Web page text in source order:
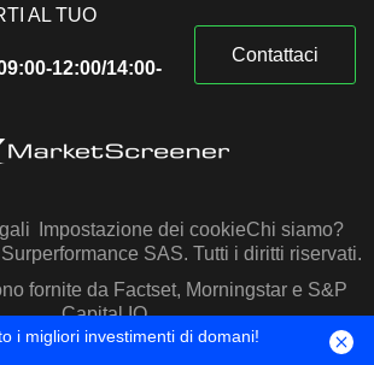
AL TUO
12:00/14:00-
Contattaci
Impostazione dei cookieChi siamo?
SAS. Tutti i diritti riservati.
fornite da Factset, Morningstar e S&P
Capital IQ
i migliori investimenti di domani!